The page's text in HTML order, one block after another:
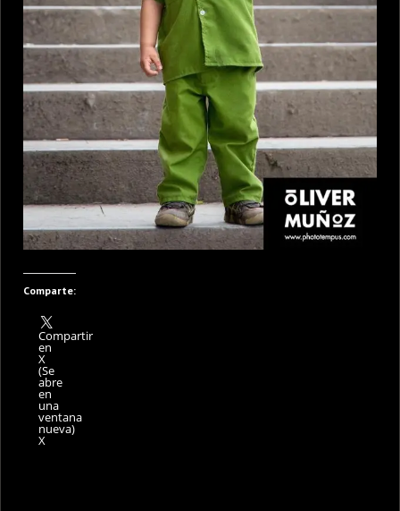
Comparte:
Compartir
en
X
(Se
abre
en
una
ventana
nueva)
X